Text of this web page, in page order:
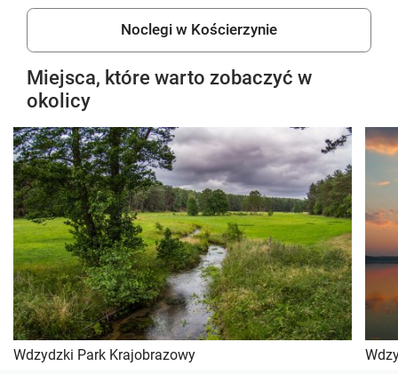
Noclegi w Kościerzynie
Miejsca, które warto zobaczyć w
okolicy
Wdzydzki Park Krajobrazowy